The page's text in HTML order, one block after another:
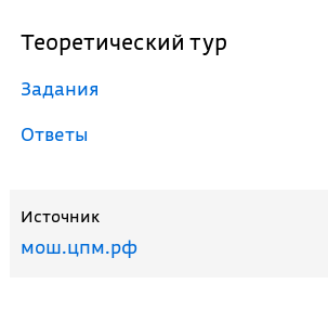
Теоретический тур
Задания
Ответы
Источник
мош.цпм.рф